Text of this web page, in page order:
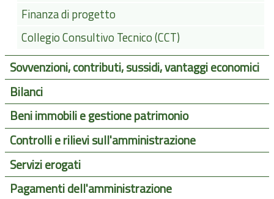
Finanza di progetto
Collegio Consultivo Tecnico (CCT)
Sovvenzioni, contributi, sussidi, vantaggi economici
Bilanci
Beni immobili e gestione patrimonio
Controlli e rilievi sull'amministrazione
Servizi erogati
Pagamenti dell'amministrazione